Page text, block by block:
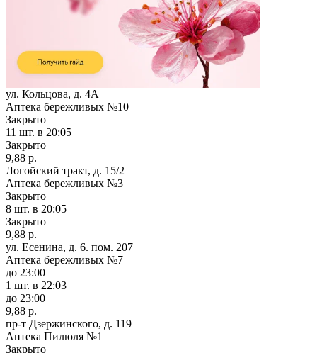
ул. Кольцова, д. 4А
Аптека бережливых №10
Закрыто
11 шт. в 20:05
Закрыто
9,88 р.
Логойский тракт, д. 15/2
Аптека бережливых №3
Закрыто
8 шт. в 20:05
Закрыто
9,88 р.
ул. Есенина, д. 6. пом. 207
Аптека бережливых №7
до 23:00
1 шт. в 22:03
до 23:00
9,88 р.
пр-т Дзержинского, д. 119
Аптека Пилюля №1
Закрыто